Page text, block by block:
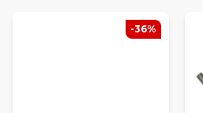
-36%